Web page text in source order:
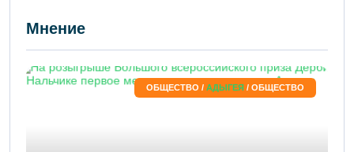
Мнение
ОБЩЕСТВО / АДЫГЕЯ / ОБЩЕСТВО